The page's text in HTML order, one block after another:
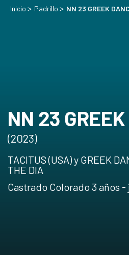
Inicio > Padrillo > NN 23 GREEK
NN 23
(2023)
TACITUS (USA) y GREEK
THE DIA
Castrado Colorado 3 años -